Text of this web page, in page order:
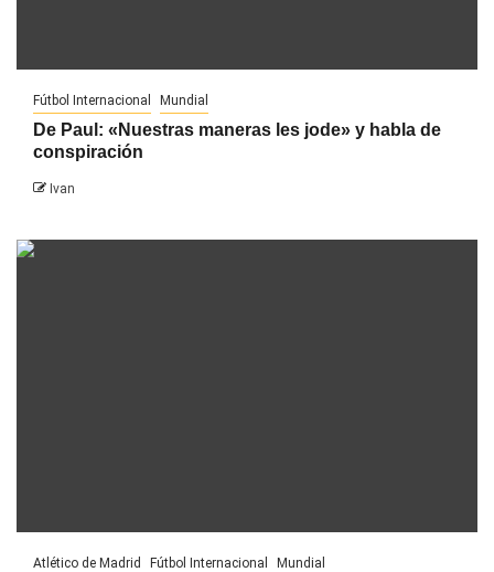
Fútbol Internacional Mundial
De Paul: «Nuestras maneras les jode» y habla de
conspiración
Ivan
Atlético de Madrid Fútbol Internacional Mundial